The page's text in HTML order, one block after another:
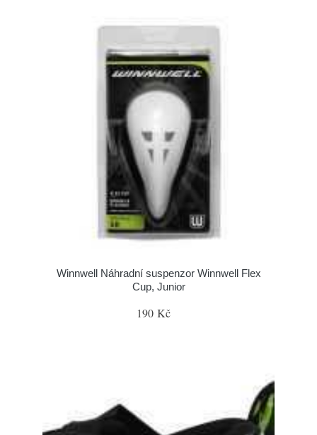
Winnwell Náhradní suspenzor Winnwell Flex
Cup, Junior
190 Kč